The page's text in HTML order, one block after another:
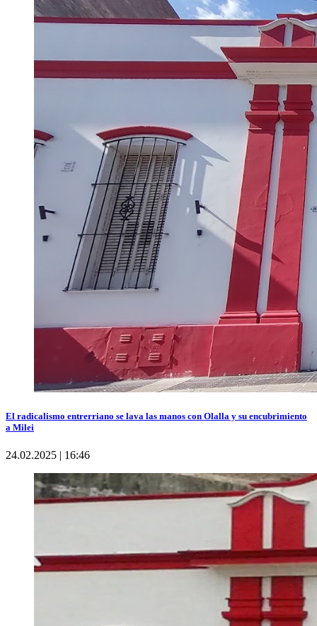
El radicalismo entrerriano se lava las manos con Olalla y su encubrimiento
a Milei
24.02.2025 | 16:46